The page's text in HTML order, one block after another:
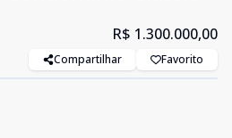
R$ 1.300.000,00
Compartilhar Favorito